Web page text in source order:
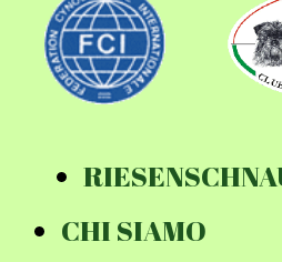
CHI SIAMO